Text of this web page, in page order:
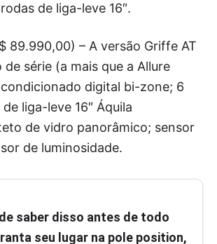
de liga-leve 16″.
89.990,00) – A versão Griffe AT
de série (a mais que a Allure
digital bi-zone; 6
liga-leve 16″ Áquila
de vidro panorâmico; sensor
de luminosidade.
saber disso antes de todo
seu lugar na pole position,